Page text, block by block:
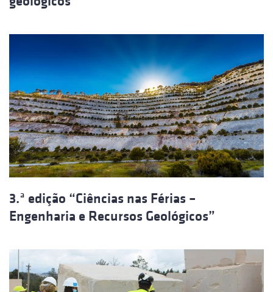
3.ª edição “Ciências nas Férias –
Engenharia e Recursos Geológicos”